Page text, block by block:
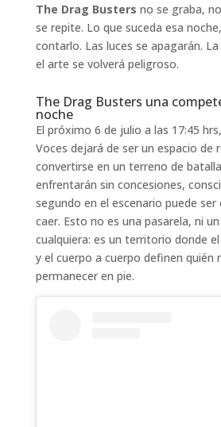
The Drag Busters no se graba,
se repite. Lo que suceda esa
contarlo. Las luces se apagarán.
el arte se volverá peligroso.
The Drag Busters una
noche
El próximo 6 de julio a las 17:45
Voces dejará de ser un espacio de
convertirse en un terreno de
enfrentarán sin concesiones,
segundo en el escenario puede
caer. Esto no es una pasarela, ni
cualquiera: es un territorio donde
y el cuerpo a cuerpo definen quién
permanecer en pie.